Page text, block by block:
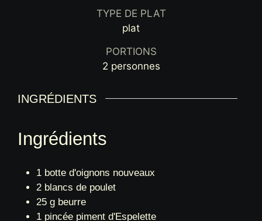
TYPE DE PLAT
plat
PORTIONS
2 personnes
INGRÉDIENTS
1 botte d'oignons nouveaux
2 blancs de poulet
25 g beurre
1 pincée piment d'Espelette